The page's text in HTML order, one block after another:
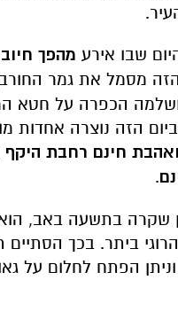
שבו אירע מהפך
מסמל את גמר
הכפרה על חטא
הזה נוצרה אחדות
ואהבת חינם רחבת היקף
.
שקרה בתשעה באב,
ביתר. בכך הסתיים
וניתן הפתח לחלום על